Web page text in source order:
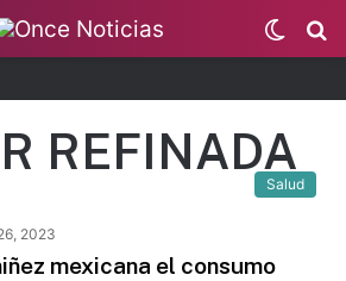
legal de Ingemar
Switch
skin
REFINADA
Salud
2023
mexicana el consumo